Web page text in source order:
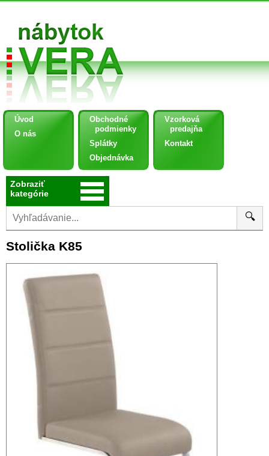
Úvod
O nás
Obchodné
podmienky
Splátky
Objednávka
Vzorková
predajňa
Kontakt
Zobraziť
kategórie
🔍
Stolička K85